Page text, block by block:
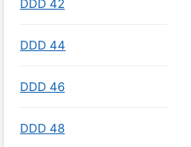
DDD 42
DDD 44
DDD 46
DDD 48